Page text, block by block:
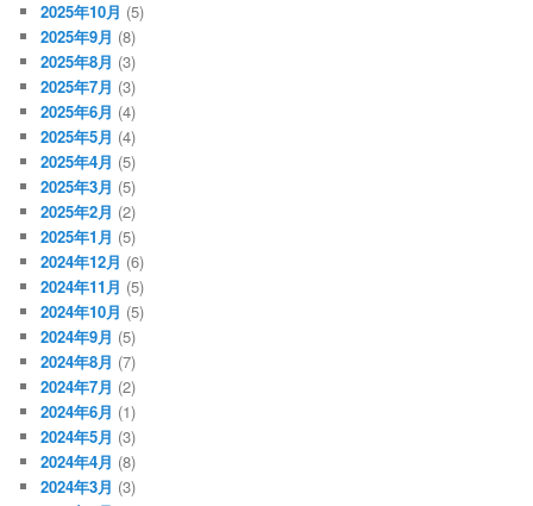
2025年10月 (5)
2025年9月 (8)
2025年8月 (3)
2025年7月 (3)
2025年6月 (4)
2025年5月 (4)
2025年4月 (5)
2025年3月 (5)
2025年2月 (2)
2025年1月 (5)
2024年12月 (6)
2024年11月 (5)
2024年10月 (5)
2024年9月 (5)
2024年8月 (7)
2024年7月 (2)
2024年6月 (1)
2024年5月 (3)
2024年4月 (8)
2024年3月 (3)